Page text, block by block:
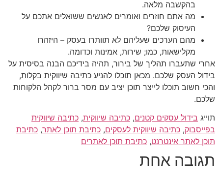
בהקשבה מלאה.
מה אתם חוזרים ואומרים לאנשים ששואלים אתכם על
העיסוק שלכם?
מהם הערכים שעליהם לא תוותרו בעסק – היזהרו
מקלישאות, כמו; שירות, אמינות וכדומה.
אחרי שתעברו תהליך של בירור, תהיה בידיכם הבנה בסיסית על
בידול העסק שלכם. מכאן תוכלו להניע כתיבה שיווקית בקלות,
והכי חשוב תוכלו לייצר תוכן יציב עם מסר ברור לקהל הלקוחות
שלכם.
תוייג בידול עסקים קטנים, כתיבה שיווקית, כתיבה שיווקית
בפייסבוק, כתיבה שיווקית לעסקים, כתיבת תוכן לאתר, כתיבת
תוכן לאתר אינטרנט, כתיבת תוכן לאתרים
תגובה אחת